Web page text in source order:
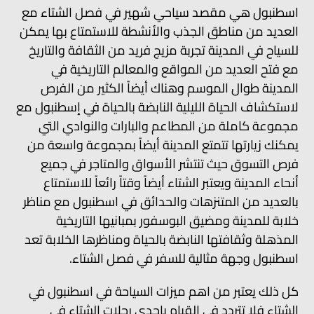
اسطنبول هي مقصد سياحي شهير في فصل الشتاء مع
العديد من مناطق الجذب والأنشطة للاستمتاع بها يمكن
للسياح في المدينة تجربة مزيج فريد من الثقافة والتاريخ
مع فتح العديد من المواقع والمعالم التاريخية في
المدينة طوال الموسم وهناك أيضاً الكثير من الفرص
لاستكشاف الحياة الليلية النابضة بالحياة في إسطنبول مع
مجموعة كاملة من المطاعم والبارات والنوادي التي
يمكنك زيارتها تتمتع المدينة أيضاً بمجموعة واسعة من
فرص التسوق حيث تنتشر الأسواق والمتاجر في جميع
أنحاء المدينة ويعتبر الشتاء أيضاً وقتاً رائعاً للاستمتاع
بالعديد من المتنزهات والحدائق في اسطنبول مع مناظر
خلابة للمدينة ومضيق البوسفور بمبانيها التاريخية
المذهلة وثقافتها النابضة بالحياة ومناظرها الخلابة تعد
اسطنبول وجهة مثالية للسفر في فصل الشتاء.
كل ذلك يعتبر من اهم ميزات السياحة في اسطنبول في